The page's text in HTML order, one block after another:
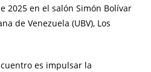
2025 en el salón Simón Bolívar
de Venezuela (UBV), Los
es impulsar la